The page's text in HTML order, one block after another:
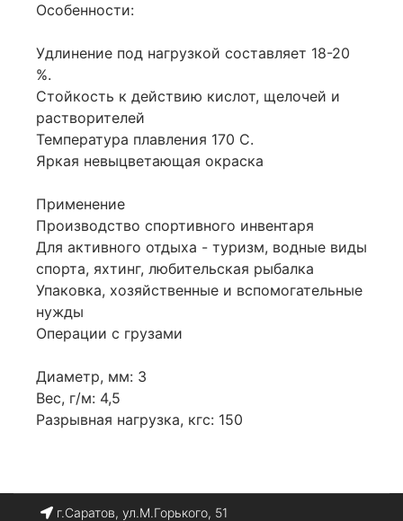
Особенности:
Удлинение под нагрузкой составляет 18-20
%.
Стойкость к действию кислот, щелочей и
растворителей
Температура плавления 170 С.
Яркая невыцветающая окраска
Применение
Производство спортивного инвентаря
Для активного отдыха - туризм, водные виды
спорта, яхтинг, любительская рыбалка
Упаковка, хозяйственные и вспомогательные
нужды
Операции с грузами
Диаметр, мм: 3
Вес, г/м: 4,5
Разрывная нагрузка, кгс: 150
г.Саратов, ул.М.Горького, 51